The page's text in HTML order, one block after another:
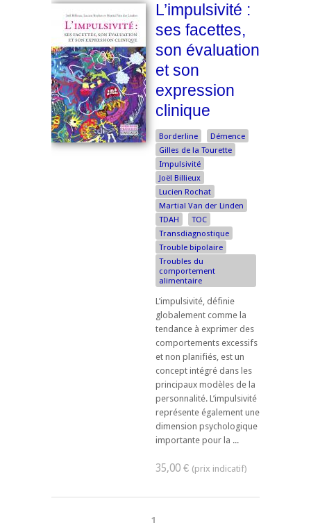
L’impulsivité :
ses facettes,
son évaluation
et son
expression
clinique
Borderline
Démence
Gilles de la Tourette
Impulsivité
Joël Billieux
Lucien Rochat
Martial Van der Linden
TDAH
TOC
Transdiagnostique
Trouble bipolaire
Troubles du
comportement
alimentaire
L’impulsivité, définie
globalement comme la
tendance à exprimer des
comportements excessifs
et non planifiés, est un
concept intégré dans les
principaux modèles de la
personnalité. L’impulsivité
représente également une
dimension psychologique
importante pour la ...
35,00 €
1